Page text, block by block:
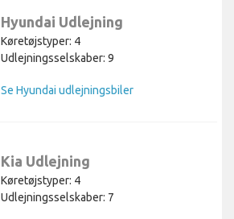
Hyundai Udlejning
Køretøjstyper: 4
Udlejningsselskaber: 9
Se Hyundai udlejningsbiler
Kia Udlejning
Køretøjstyper: 4
Udlejningsselskaber: 7